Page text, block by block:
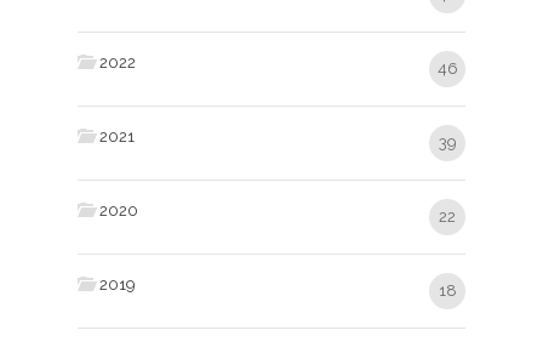
2022 46
2021 39
2020 22
2019 18